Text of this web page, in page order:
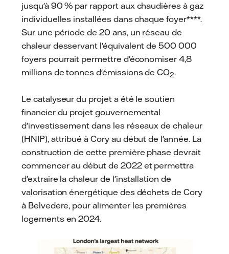
jusqu'à 90 % par rapport aux chaudières à gaz
individuelles installées dans chaque foyer****.
Sur une période de 20 ans, un réseau de
chaleur desservant l'équivalent de 500 000
foyers pourrait permettre d'économiser 4,8
millions de tonnes d'émissions de CO2.
Le catalyseur du projet a été le soutien
financier du projet gouvernemental
d'investissement dans les réseaux de chaleur
(HNIP), attribué à Cory au début de l'année. La
construction de cette première phase devrait
commencer au début de 2022 et permettra
d'extraire la chaleur de l'installation de
valorisation énergétique des déchets de Cory
à Belvedere, pour alimenter les premières
logements en 2024.